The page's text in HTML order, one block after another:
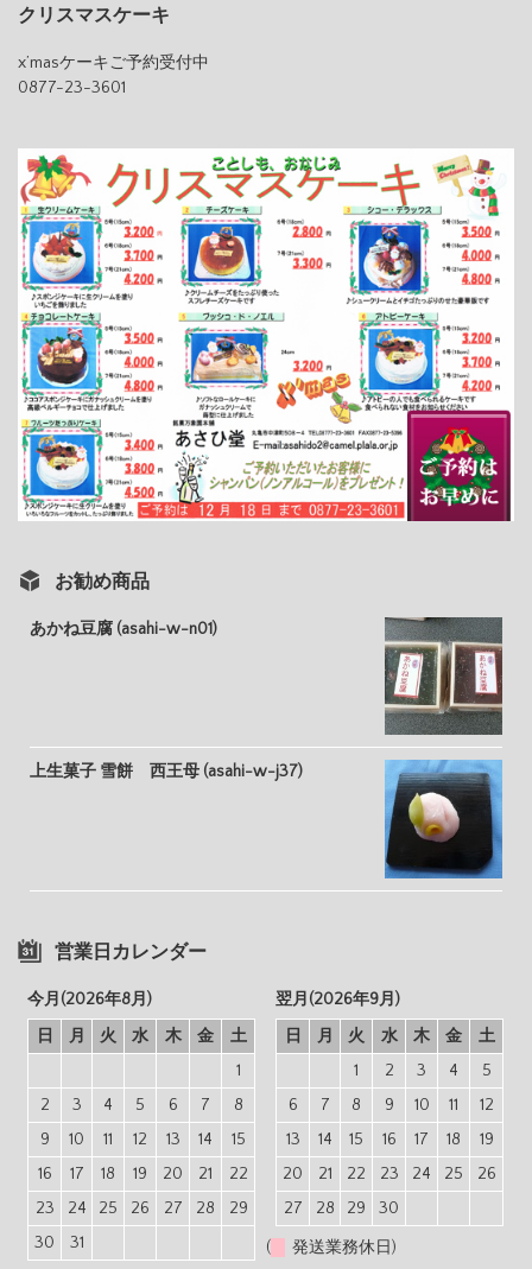
クリスマスケーキ
x’masケーキご予約受付中
0877-23-3601
お勧め商品
あかね豆腐 (asahi-w-n01)
上生菓子 雪餅 西王母 (asahi-w-j37)
営業日カレンダー
今月(2026年8月)
日
月 火 水 木 金
土
1
2
3 4 5 6 7
8
9
10 11 12 13 14
15
16
17 18 19 20 21
22
23
24 25 26 27 28
29
30
31
翌月(2026年9月)
日
月 火 水 木 金
土
1
2 3 4
5
6
7 8 9 10 11
12
13
14 15 16 17 18
19
20
21 22 23 24 25
26
27
28 29 30
( 発送業務休日)